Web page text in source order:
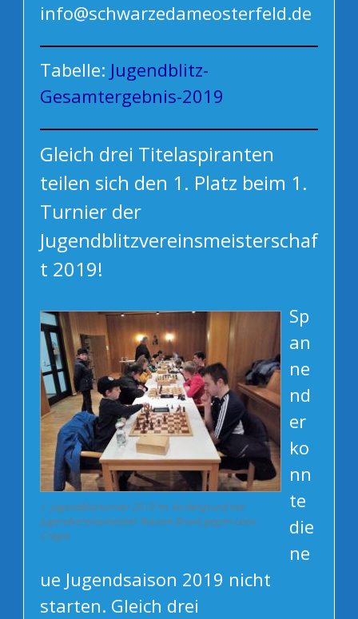
info@schwarzedameosterfeld.de
Tabelle: Jugendblitz-
Gesamtergebnis-2019
Gleich drei Titelaspiranten
teilen sich den 1. Platz beim 1.
Turnier der
Jugendblitzvereinsmeisterschaf
t 2019!
1. Jugendblitzturnier 2019 im Vordergrund mit
Jugendvereinsmeister Rouven Brans gegen Leon
Cragie
Sp
an
ne
nd
er
ko
nn
te
die
ne
ue Jugendsaison 2019 nicht
starten. Gleich drei